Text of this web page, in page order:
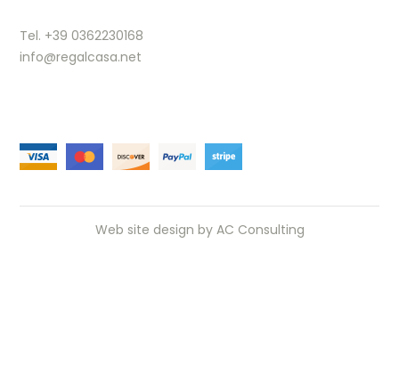
Tel. +39 0362230168
info@regalcasa.net
Web site design by AC Consulting